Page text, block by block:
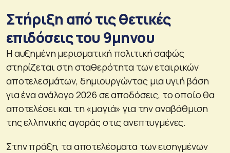
Στήριξη από τις θετικές
επιδόσεις του 9μηνου
Η αυξημένη μερισματική πολιτική σαφώς
στηρίζεται στη σταθερότητα των εταιρικών
αποτελεσμάτων, δημιουργώντας μια υγιή βάση
για ένα ανάλογο 2026 σε αποδόσεις, το οποίο θα
αποτελέσει και τη «μαγιά» για την αναβάθμιση
της ελληνικής αγοράς στις ανεπτυγμένες.
Στην πράξη, τα αποτελέσματα των εισηγμένων